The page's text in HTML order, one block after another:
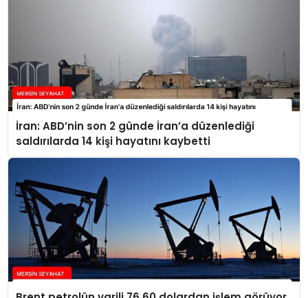
İran: ABD’nin son 2 günde İran’a düzenlediği
saldırılarda 14 kişi hayatını kaybetti